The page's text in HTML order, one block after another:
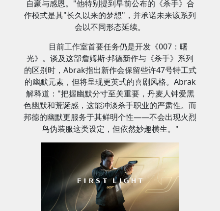
自豪与感恩。"他特别提到早前公布的《杀手》合
作模式是其"长久以来的梦想"，并承诺未来该系列
会以不同形态延续。
目前工作室首要任务仍是开发《007：曙
光》。谈及这部詹姆斯·邦德新作与《杀手》系列
的区别时，Abrak指出新作会保留些许47号特工式
的幽默元素，但将呈现更英式的喜剧风格。Abrak
解释道："把握幽默分寸至关重要，丹麦人钟爱黑
色幽默和荒诞感，这能冲淡杀手职业的严肃性。而
邦德的幽默更服务于其鲜明个性——不会出现火烈
鸟伪装服这类设定，但依然妙趣横生。"